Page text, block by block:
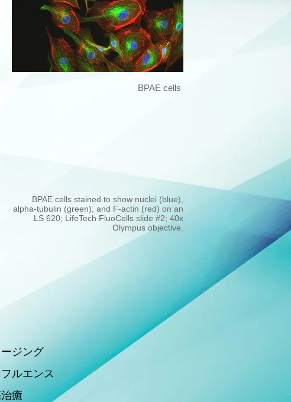
BPAE cells
BPAE cells stained to show nuclei (blue),
alpha-tubulin (green), and F-actin (red) on an
LS 620; LifeTech FluoCells slide #2; 40x
Olympus objective.
ジング
ルエンス
癒